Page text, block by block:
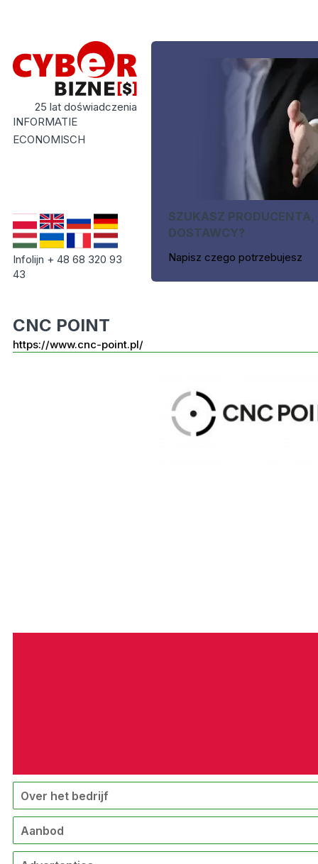
25 lat doświadczenia
INFORMATIE
ECONOMISCH
Infolijn + 48 68 320 93
43
SZUKASZ PRODUCENTA,
DOSTAWCY?
Napisz czego potrzebujesz
CNC POINT
https://www.cnc-point.pl/
Over het bedrijf
Aanbod